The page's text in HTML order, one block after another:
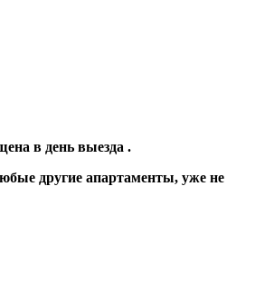
в день выезда .
другие апартаменты, уже не